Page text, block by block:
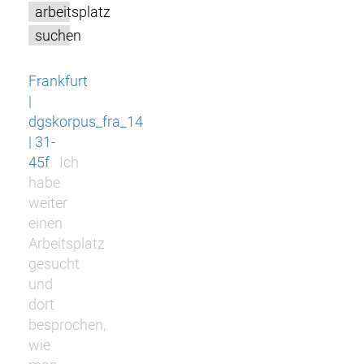
arbeitsplatz
suchen
Frankfurt
|
dgskorpus_fra_14
| 31-
45f
Ich
habe
weiter
einen
Arbeitsplatz
gesucht
und
dort
besprochen,
wie